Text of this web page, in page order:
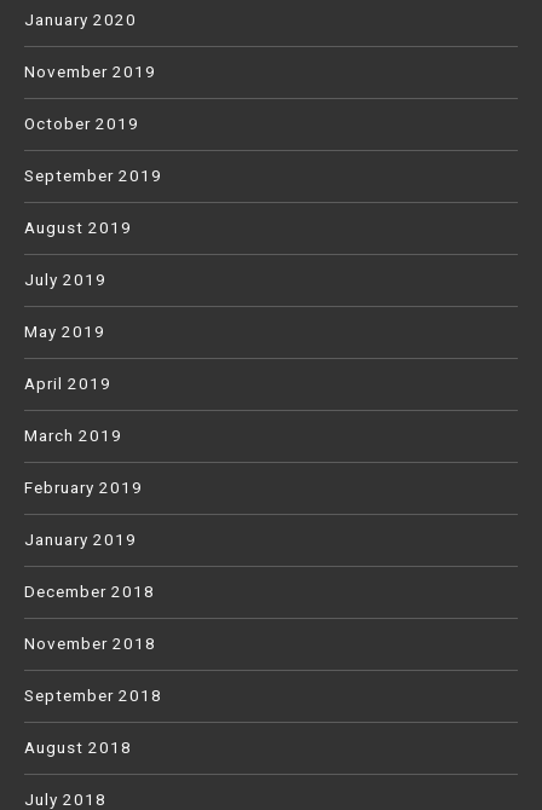
January 2020
November 2019
October 2019
September 2019
August 2019
July 2019
May 2019
April 2019
March 2019
February 2019
January 2019
December 2018
November 2018
September 2018
August 2018
July 2018